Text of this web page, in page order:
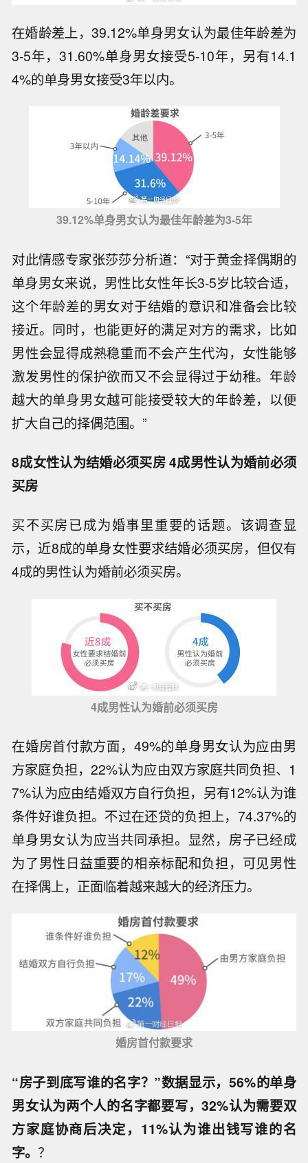
在婚龄差上，39.12%单身男女认为最佳年龄差为
3-5年，31.60%单身男女接受5-10年，另有14.1
4%的单身男女接受3年以内。
39.12%单身男女认为最佳年龄差为3-5年
对此情感专家张莎莎分析道：“对于黄金择偶期的
单身男女来说，男性比女性年长3-5岁比较合适，
这个年龄差的男女对于结婚的意识和准备会比较
接近。同时，也能更好的满足对方的需求，比如
男性会显得成熟稳重而不会产生代沟，女性能够
激发男性的保护欲而又不会显得过于幼稚。年龄
越大的单身男女越可能接受较大的年龄差，以便
扩大自己的择偶范围。”
8成女性认为结婚必须买房 4成男性认为婚前必须
买房
买不买房已成为婚事里重要的话题。该调查显
示，近8成的单身女性要求结婚必须买房，但仅有
4成的男性认为婚前必须买房。
4成男性认为婚前必须买房
在婚房首付款方面，49%的单身男女认为应由男
方家庭负担，22%认为应由双方家庭共同负担、1
7%认为应由结婚双方自行负担，另有12%认为谁
条件好谁负担。不过在还贷的负担上，74.37%的
单身男女认为应当共同承担。显然，房子已经成
为了男性日益重要的相亲标配和负担，可见男性
在择偶上，正面临着越来越大的经济压力。
婚房首付款要求
“房子到底写谁的名字？”数据显示，56%的单身
男女认为两个人的名字都要写，32%认为需要双
方家庭协商后决定，11%认为谁出钱写谁的名
字。 ？